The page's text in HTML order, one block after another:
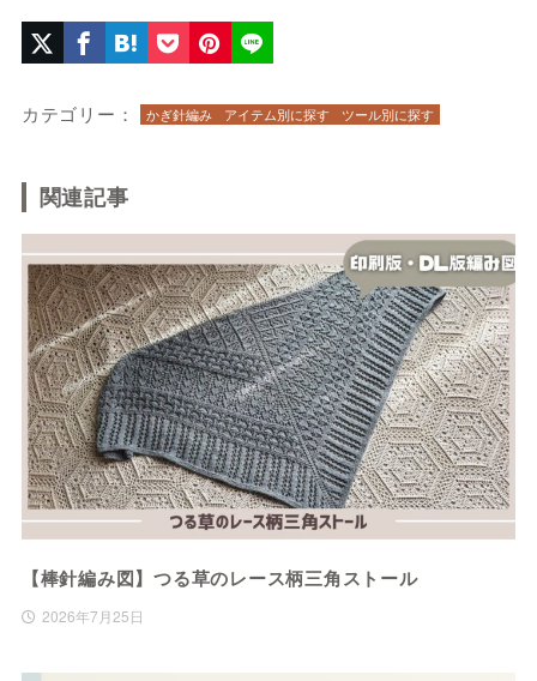
カテゴリー： かぎ針編み アイテム別に探す ツール別に探す
関連記事
【棒針編み図】つる草のレース柄三角ストール
2026年7月25日